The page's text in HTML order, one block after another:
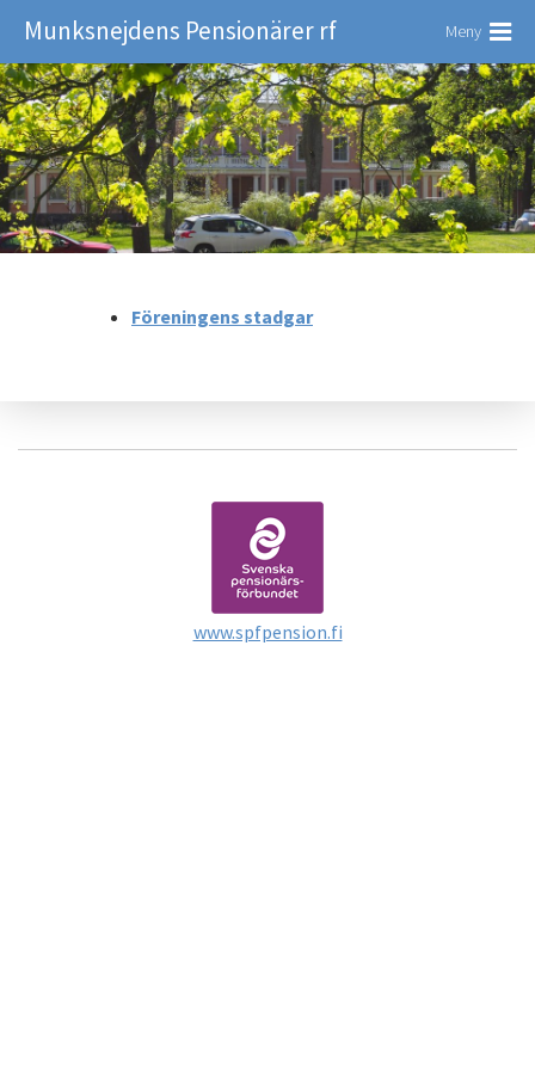
Munksnejdens Pensionärer rf Meny
Föreningens stadgar
www.spfpension.fi